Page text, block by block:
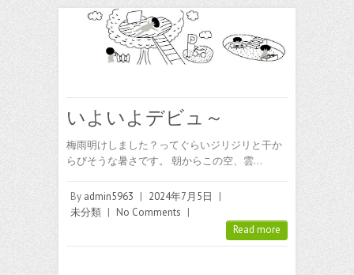
いよいよデビュ～
梅雨明けしました？ってぐらいジリジリと干か
らびそうな暑さです。 朝からこの空、雲…
By admin5963 | 2024年7月5日
|
未分類 | No Comments |
Read more